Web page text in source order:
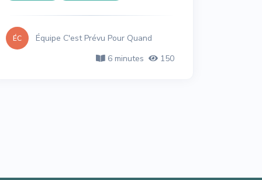
ÉC
Équipe C'est Prévu Pour Quand
6 minutes
150